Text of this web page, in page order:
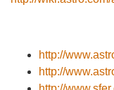
http://
http://